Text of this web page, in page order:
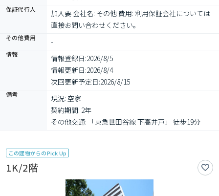
保証代行人
加入要 会社名: その他 費用: 利用保証会社については
直接お問い合わせください。
その他費用 -
情報 情報登録日:2026/8/5
情報更新日:2026/8/4
次回更新予定日:2026/8/15
備考
現況: 空家
契約期間: 2年
その他交通: 「東急世田谷線 下高井戸」 徒歩19分
この建物からのPick Up
1K/2階